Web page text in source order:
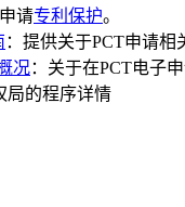
请专利保护。
：提供关于PCT申请相
况：关于在PCT电子
局的程序详情